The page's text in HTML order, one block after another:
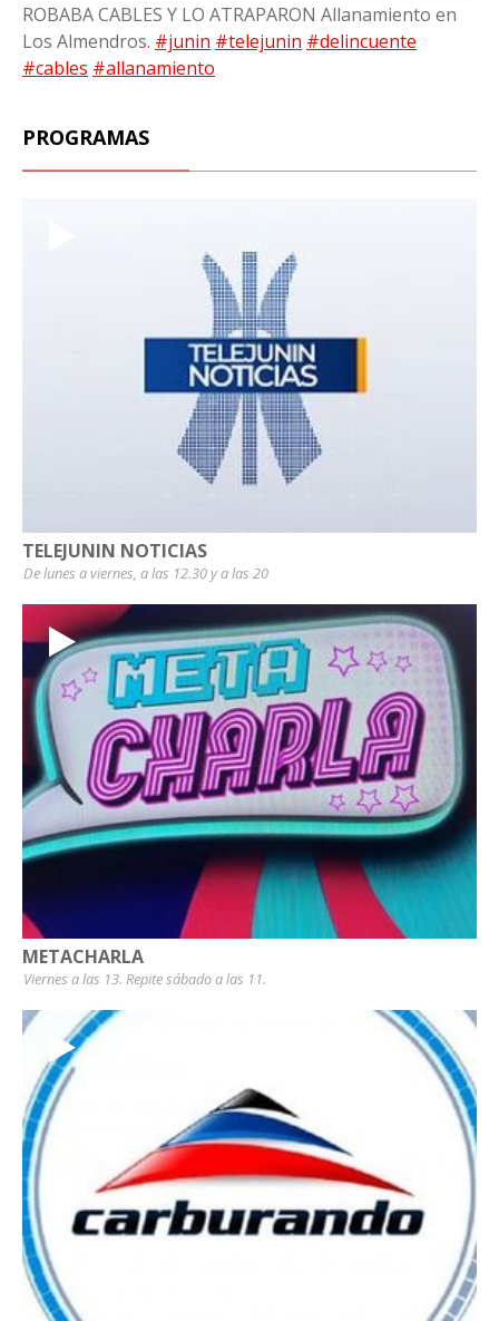
ROBABA CABLES Y LO ATRAPARON Allanamiento en
Los Almendros. #junin #telejunin #delincuente
#cables #allanamiento
PROGRAMAS
TELEJUNIN NOTICIAS
De lunes a viernes, a las 12.30 y a las 20
METACHARLA
Viernes a las 13. Repite sábado a las 11.